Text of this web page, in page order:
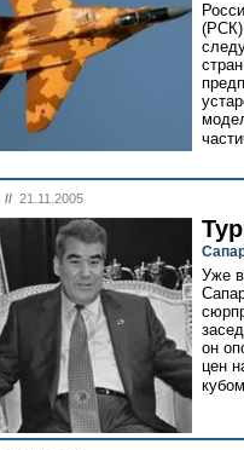
(РСК)
// 21.11.2005
Уже
он
цен